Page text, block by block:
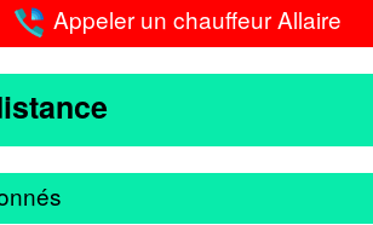
Appeler un chauffeur Allaire